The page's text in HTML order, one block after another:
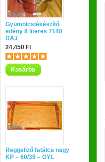
Gyümölcslékészítő
edény 8 literes 7140
DAJ
24,450 Ft
Kosárba
Reggeliző fatálca nagy
KP – 60/39 – GYL